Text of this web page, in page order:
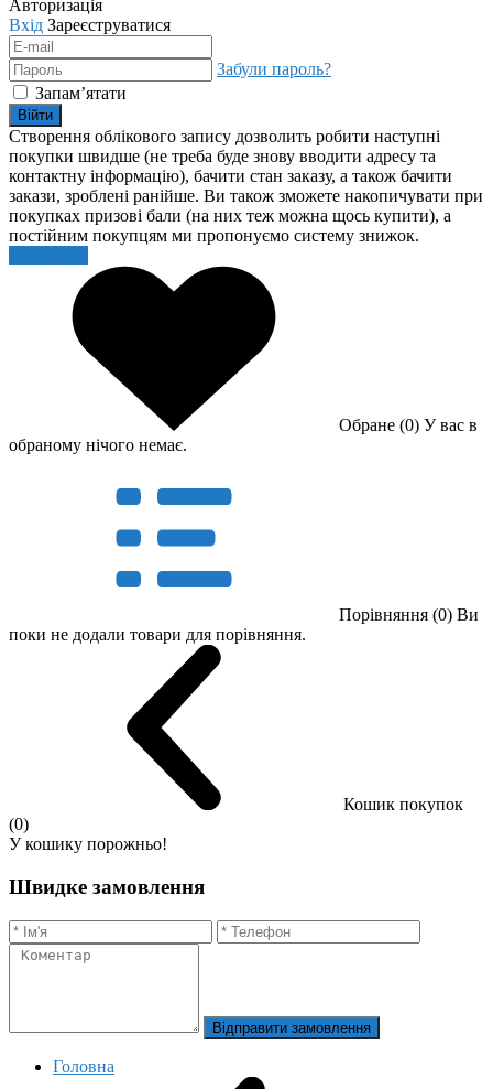
Авторизація
Вхід Зареєструватися
Забули пароль?
Запам’ятати
Війти
Створення облікового запису дозволить робити наступні
покупки швидше (не треба буде знову вводити адресу та
контактну інформацію), бачити стан заказу, а також бачити
закази, зроблені ранійше. Ви також зможете накопичувати при
покупках призові бали (на них теж можна щось купити), а
постійним покупцям ми пропонуємо систему знижок.
Обране (0) У вас в
обраному нічого немає.
Порівняння (0) Ви
поки не додали товари для порівняння.
Кошик покупок
(0)
У кошику порожньо!
Швидке замовлення
Відправити замовлення
Головна